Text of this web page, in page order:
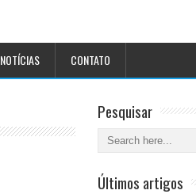
NOTÍCIAS CONTATO
Pesquisar
Últimos artigos